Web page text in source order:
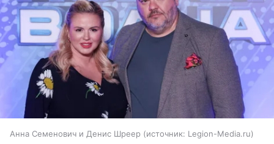
Анна Семенович и Денис Шреер источник: Legion-Media.ru